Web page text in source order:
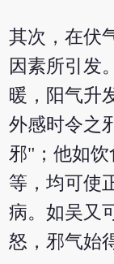
其次，在伏
因素所引发
暖，阳气升
外感时令之
邪"；他如
等，均可使
病。如吴又
怒，邪气始